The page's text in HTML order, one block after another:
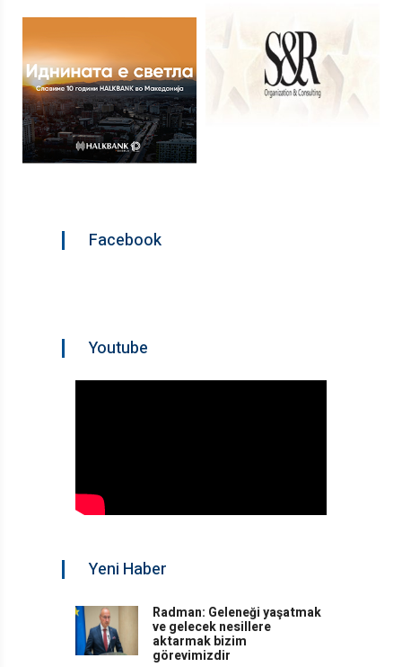
Facebook
Youtube
Yeni Haber
Radman: Geleneği yaşatmak
ve gelecek nesillere
aktarmak bizim
görevimizdir